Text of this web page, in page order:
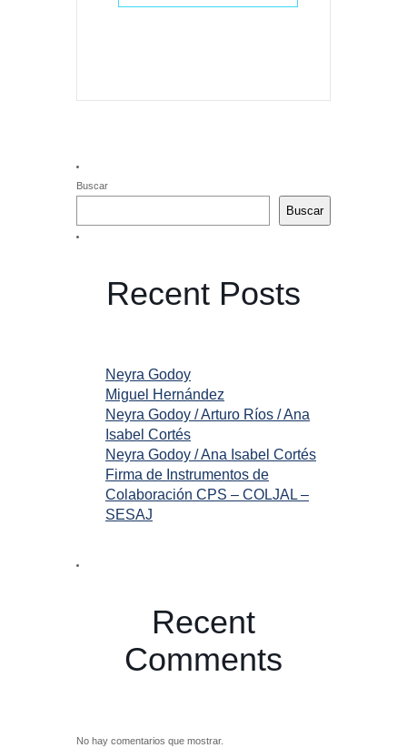
Buscar
Buscar
Recent Posts
Neyra Godoy
Miguel Hernández
Neyra Godoy / Arturo Ríos / Ana
Isabel Cortés
Neyra Godoy / Ana Isabel Cortés
Firma de Instrumentos de
Colaboración CPS – COLJAL –
SESAJ
Recent
Comments
No hay comentarios que mostrar.